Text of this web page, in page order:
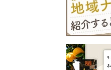
50,000 円
DX005